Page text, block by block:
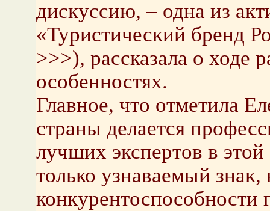
дискуссию, – одна из
«Туристический бренд
>>>), рассказала о ходе
особенностях.
Главное, что отметила
страны делается
лучших экспертов в
только узнаваемый
конкурентоспособности